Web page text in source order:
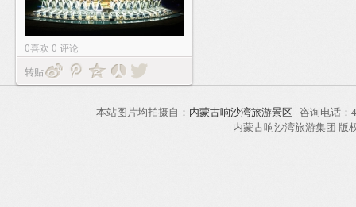
0喜欢 0 评论
转贴
本站图片均拍摄自： 内蒙古响沙湾旅游景区 咨询电话
内蒙古响沙湾旅游集团